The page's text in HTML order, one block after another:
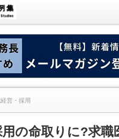
営・採用
取りに?求職医師のモチベーションを上げ
の命取りに?求職